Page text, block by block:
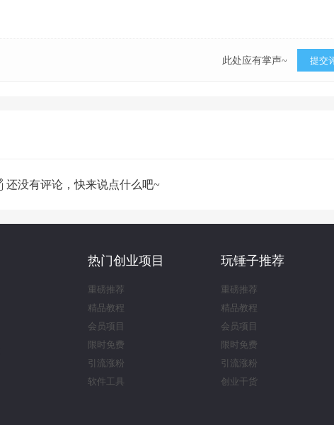
此处应有掌声~ 提交
还没有评论，快来说点什么吧~
热门创业项目
重磅推荐
精品教程
会员项目
限时免费
引流涨粉
软件工具
玩锤子推荐
重磅推荐
精品教程
会员项目
限时免费
引流涨粉
创业干货